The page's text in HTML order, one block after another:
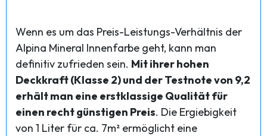
Wenn es um das Preis-Leistungs-Verhältnis der
Alpina Mineral Innenfarbe geht, kann man
definitiv zufrieden sein. Mit ihrer hohen
Deckkraft (Klasse 2) und der Testnote von 9,2
erhält man eine erstklassige Qualität für
einen recht günstigen Preis. Die Ergiebigkeit
von 1 Liter für ca. 7m² ermöglicht eine